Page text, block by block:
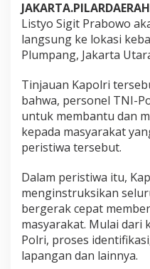
u
o
k
a
i
K
e
b
a
a
n
D
e
p
P
Listyo Sigit Prabowo
langsung ke lokasi
Plumpang, Jakarta
Tinjauan Kapolri
bahwa, personel TNI-
untuk membantu dan
kepada masyarakat
peristiwa tersebut.
Dalam peristiwa itu,
menginstruksikan
bergerak cepat
masyarakat. Mulai dari
Polri, proses
lapangan dan lainnya.